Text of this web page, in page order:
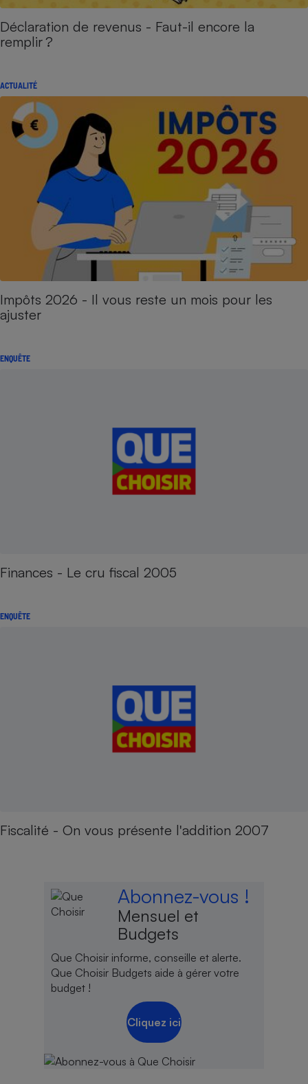
Déclaration de revenus - Faut-il encore la
remplir ?
ACTUALITÉ
Impôts 2026 - Il vous reste un mois pour les
ajuster
ENQUÊTE
Finances - Le cru fiscal 2005
ENQUÊTE
Fiscalité - On vous présente l'addition 2007
Abonnez-vous !
Mensuel et
Budgets
Que Choisir informe, conseille et alerte.
Que Choisir Budgets aide à gérer votre
budget !
Cliquez ici